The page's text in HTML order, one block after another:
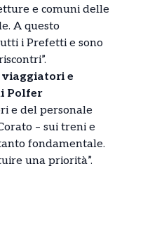
e comuni delle
A questo
i Prefetti e sono
viaggiatori e
Polfer
e del personale
– sui treni e
fondamentale.
una priorità”.